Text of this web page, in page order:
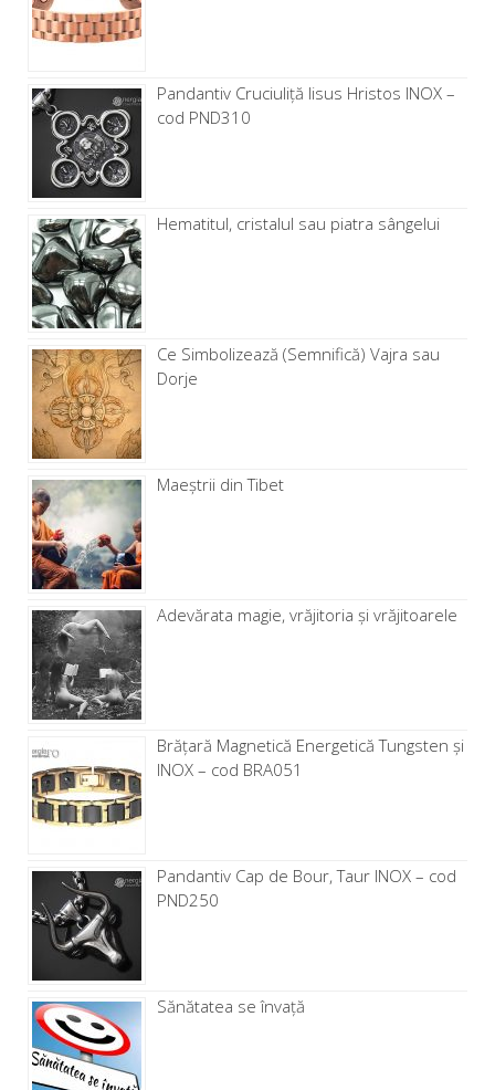
Pandantiv Cruciuliță Iisus Hristos INOX –
cod PND310
Hematitul, cristalul sau piatra sângelui
Ce Simbolizează (Semnifică) Vajra sau
Dorje
Maeștrii din Tibet
Adevărata magie, vrăjitoria și vrăjitoarele
Brăţară Magnetică Energetică Tungsten și
INOX – cod BRA051
Pandantiv Cap de Bour, Taur INOX – cod
PND250
Sănătatea se învață